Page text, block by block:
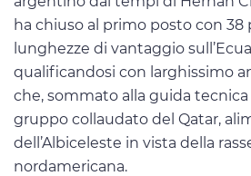
ha chiuso al primo posto con 38
lunghezze di vantaggio
qualificandosi con larghissimo
che, sommato alla guida tecnica
gruppo collaudato del Qatar,
dell’Albiceleste in vista della
nordamericana.